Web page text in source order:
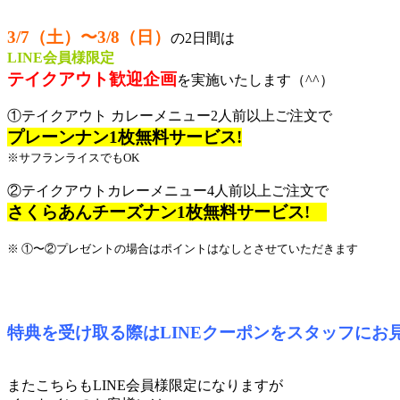
3/7（土）〜3/8（日）
の2日間は
LINE会員様限定
テイクアウト歓迎企画を実施いたします（^^）
①テイクアウト カレーメニュー2人前以上ご注文で
プレーンナン1枚無料サービス!
※サフランライスでもOK
②テイクアウトカレーメニュー4人前以上ご注文で
さくらあんチーズナン1枚無料サービス!
※ ①〜②プレゼントの場合はポイントはなしとさせていただきます
特典を受け取る際はLINEクーポンをスタッフにお
またこちらもLINE会員様限定になりますが